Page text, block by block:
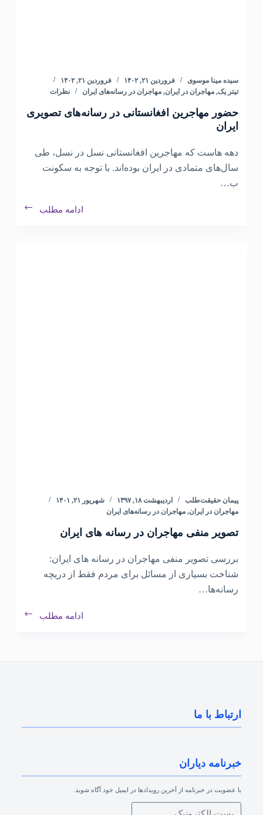
سیده مینا موسوی فروردین ۲۱, ۱۴۰۲
فروردین ۲۱, ۱۴۰۲
تیتر یک, مهاجران در ایران, مهاجران در رسانه‌های ایران نظرات
حضور مهاجرین افغانستانی در رسانه‌های تصویری
ایران
دهه هاست که مهاجرین افغانستانی نسل در نسل، طی
سال‌های متمادی در ایران بوده‌اند. با توجه به سکونت
ب…
ادامه مطلب
پیمان حقیقت‌طلب اردیبهشت ۱۸, ۱۳۹۷
شهریور ۲۱, ۱۴۰۱
مهاجران در ایران, مهاجران در رسانه‌های ایران
تصوير منفی مهاجران در رسانه های ايران
بررسی تصوير منفی مهاجران در رسانه های ايران:
شناخت بسیاری از مسائل برای مردم فقط از دریچه
رسانه‌ها…
ادامه مطلب
ارتباط با ما
خبرنامه دیاران
با عضویت در خبرنامه از آخرین رویدادها در ایمیل خود آگاه شوید.